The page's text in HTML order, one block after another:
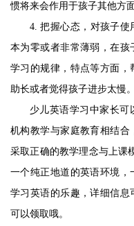
惯将来会作用于孩子其他方
4.把握心态，对孩子使
本为零或者非常薄弱，在
学习的规律，特点等方面
助长或者觉得孩子进步太慢。
少儿英语学习中家长可
机构教学与家庭教育相结合
采取正确的教学理念与上课
一个纯正地道的英语环境，
学习英语的乐趣，详细信
可以领取哦。